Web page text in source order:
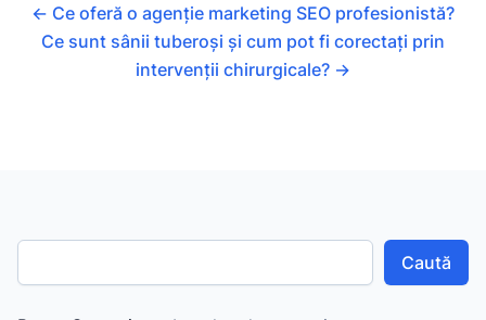
← Ce oferă o agenție marketing SEO profesionistă?
Ce sunt sânii tuberoși și cum pot fi corectați prin
intervenții chirurgicale? →
Caută